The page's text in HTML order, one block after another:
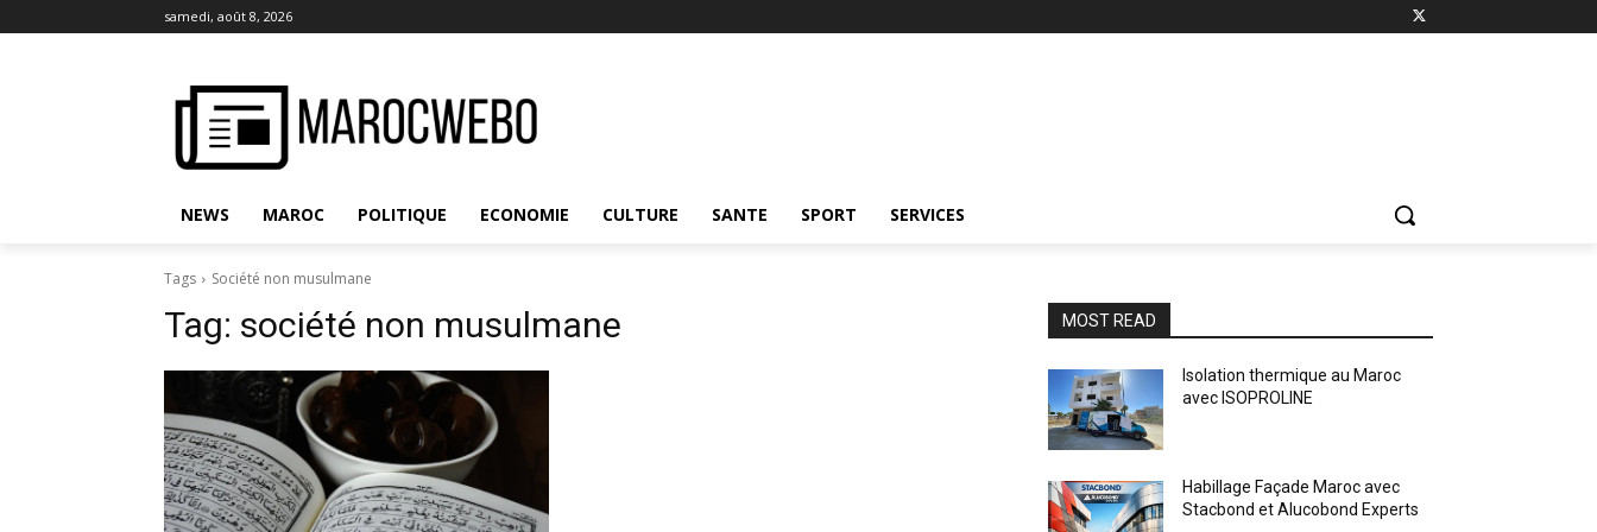
samedi, août 8, 2026
NEWS MAROC POLITIQUE ECONOMIE CULTURE SANTE SPORT SERVICES
Tags Société non musulmane
Tag: société non musulmane MOST READ
Isolation thermique au Maroc
avec ISOPROLINE
Habillage Façade Maroc avec
Stacbond et Alucobond Experts